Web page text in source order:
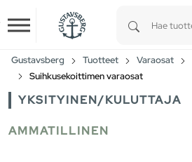
Skip to main content
Gustavsberg Tuotteet Varaosat
Suihkusekoittimen varaosat
YKSITYINEN/KULUTTAJA
AMMATILLINEN